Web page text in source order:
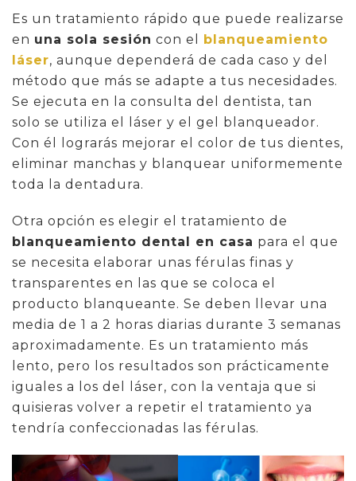
Es un tratamiento rápido que puede realizarse
en una sola sesión con el blanqueamiento
láser, aunque dependerá de cada caso y del
método que más se adapte a tus necesidades.
Se ejecuta en la consulta del dentista, tan
solo se utiliza el láser y el gel blanqueador.
Con él lograrás mejorar el color de tus dientes,
eliminar manchas y blanquear uniformemente
toda la dentadura.
Otra opción es elegir el tratamiento de
blanqueamiento dental en casa para el que
se necesita elaborar unas férulas finas y
transparentes en las que se coloca el
producto blanqueante. Se deben llevar una
media de 1 a 2 horas diarias durante 3 semanas
aproximadamente. Es un tratamiento más
lento, pero los resultados son prácticamente
iguales a los del láser, con la ventaja que si
quisieras volver a repetir el tratamiento ya
tendría confeccionadas las férulas.